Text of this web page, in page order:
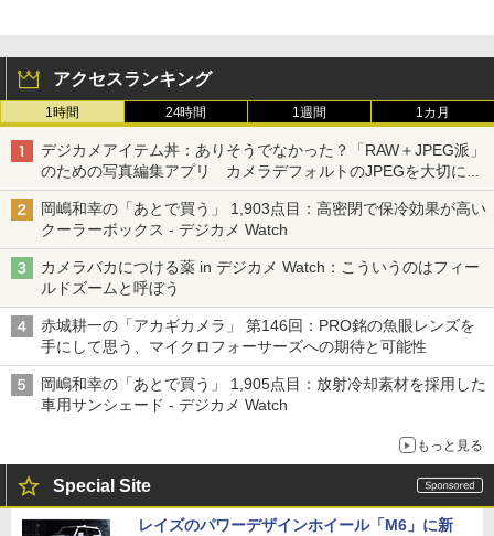
アクセスランキング
1時間 24時間 1週間 1カ月
デジカメアイテム丼：ありそうでなかった？「RAW＋JPEG派」
のための写真編集アプリ カメラデフォルトのJPEGを大切にす
る「Filmator」
岡嶋和幸の「あとで買う」 1,903点目：高密閉で保冷効果が高い
クーラーボックス - デジカメ Watch
カメラバカにつける薬 in デジカメ Watch：こういうのはフィー
ルドズームと呼ぼう
赤城耕一の「アカギカメラ」 第146回：PRO銘の魚眼レンズを
手にして思う、マイクロフォーサーズへの期待と可能性
岡嶋和幸の「あとで買う」 1,905点目：放射冷却素材を採用した
車用サンシェード - デジカメ Watch
もっと見る
Special Site
レイズのパワーデザインホイール「M6」に新